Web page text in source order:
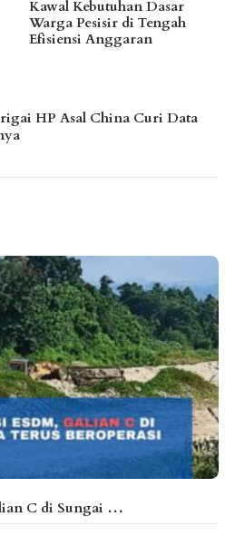
hingga Bantu Fasilitas
Tempat Ibadah Pakai Dana
Pribadi
HP Asal China Curi Data
C di Sungai …